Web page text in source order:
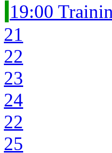
19:00
21
22
23
24
22
25